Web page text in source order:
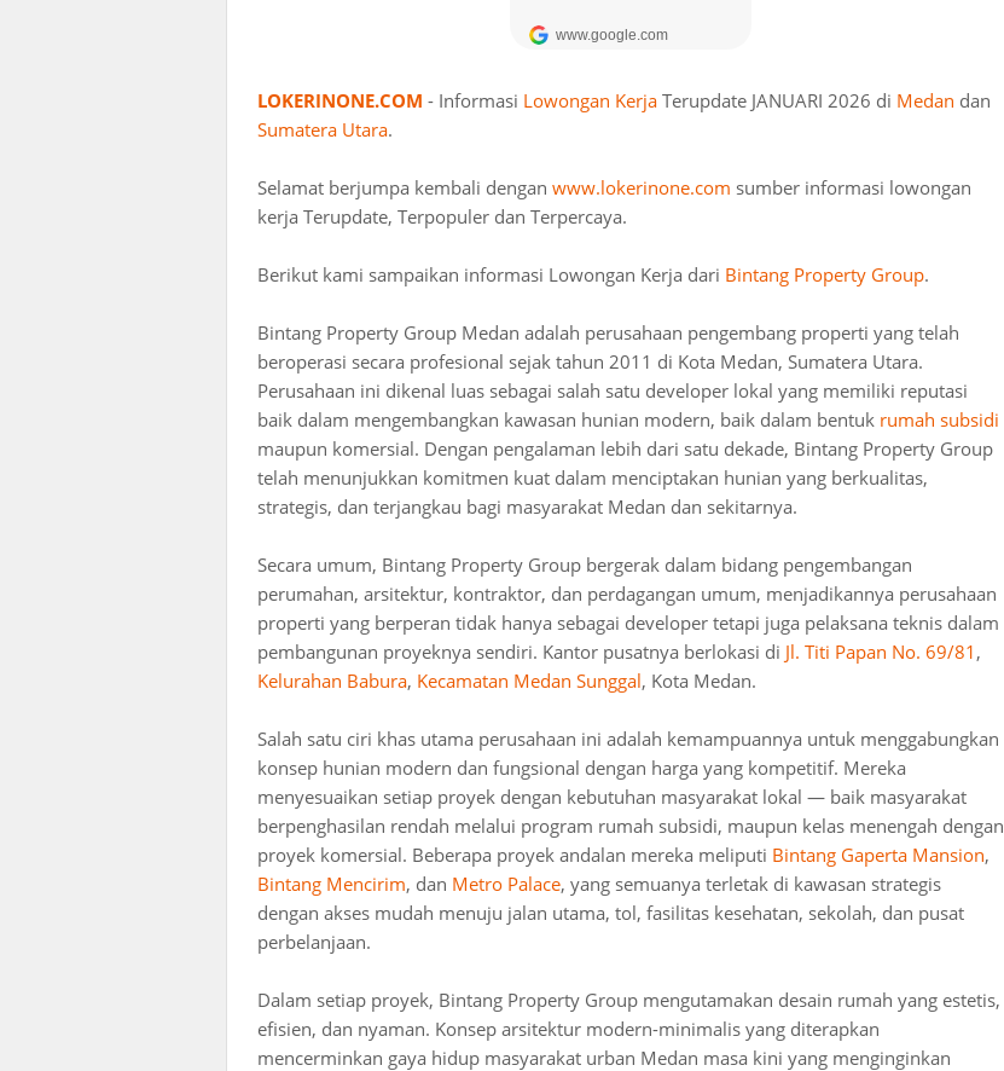
LOKERINONE.COM - Informasi Lowongan Kerja Terupdate JANUARI 2026 di Medan dan
Sumatera Utara.
Selamat berjumpa kembali dengan www.lokerinone.com sumber informasi lowongan
kerja Terupdate, Terpopuler dan Terpercaya.
Berikut kami sampaikan informasi Lowongan Kerja dari Bintang Property Group.
Bintang Property Group Medan adalah perusahaan pengembang properti yang telah
beroperasi secara profesional sejak tahun 2011 di Kota Medan, Sumatera Utara.
Perusahaan ini dikenal luas sebagai salah satu developer lokal yang memiliki reputasi
baik dalam mengembangkan kawasan hunian modern, baik dalam bentuk rumah subsidi
maupun komersial. Dengan pengalaman lebih dari satu dekade, Bintang Property Group
telah menunjukkan komitmen kuat dalam menciptakan hunian yang berkualitas,
strategis, dan terjangkau bagi masyarakat Medan dan sekitarnya.
Secara umum, Bintang Property Group bergerak dalam bidang pengembangan
perumahan, arsitektur, kontraktor, dan perdagangan umum, menjadikannya perusahaan
properti yang berperan tidak hanya sebagai developer tetapi juga pelaksana teknis dalam
pembangunan proyeknya sendiri. Kantor pusatnya berlokasi di Jl. Titi Papan No. 69/81 ,
Kelurahan Babura, Kecamatan Medan Sunggal, Kota Medan.
Salah satu ciri khas utama perusahaan ini adalah kemampuannya untuk menggabungkan
konsep hunian modern dan fungsional dengan harga yang kompetitif. Mereka
menyesuaikan setiap proyek dengan kebutuhan masyarakat lokal — baik masyarakat
berpenghasilan rendah melalui program rumah subsidi, maupun kelas menengah dengan
proyek komersial. Beberapa proyek andalan mereka meliputi Bintang Gaperta Mansion,
Bintang Mencirim, dan Metro Palace, yang semuanya terletak di kawasan strategis
dengan akses mudah menuju jalan utama, tol, fasilitas kesehatan, sekolah, dan pusat
perbelanjaan.
Dalam setiap proyek, Bintang Property Group mengutamakan desain rumah yang estetis,
efisien, dan nyaman. Konsep arsitektur modern-minimalis yang diterapkan
mencerminkan gaya hidup masyarakat urban Medan masa kini yang menginginkan